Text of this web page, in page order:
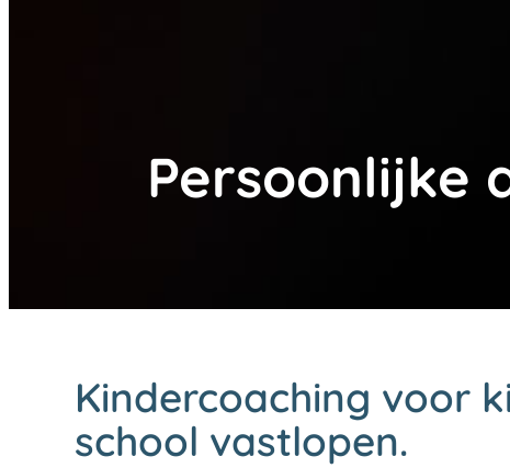
Persoonlijke
Kindercoaching voor
school vastlopen.